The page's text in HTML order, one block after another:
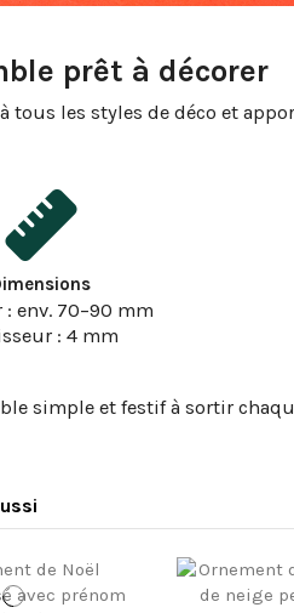
prêt à décorer
tous les styles de déco et
: env. 70–90 mm
: 4 mm
simple et festif à sortir